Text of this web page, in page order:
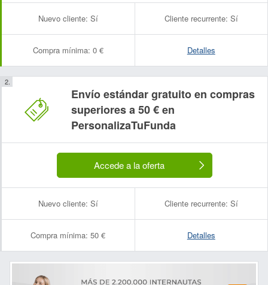
Nuevo cliente: Sí Cliente recurrente: Sí
Compra mínima: 0 € Detalles
Envío estándar gratuito en compras
superiores a 50 € en
PersonalizaTuFunda
Accede a la oferta
Nuevo cliente: Sí Cliente recurrente: Sí
Compra mínima: 50 € Detalles